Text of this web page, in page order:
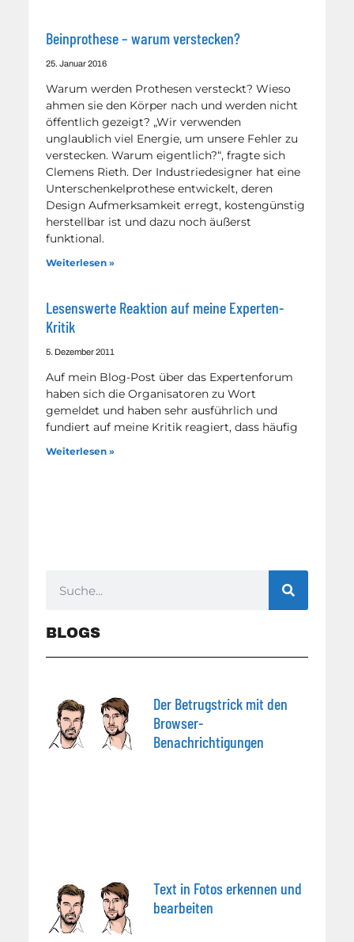
Beinprothese – warum verstecken?
25. Januar 2016
Warum werden Prothesen versteckt? Wieso
ahmen sie den Körper nach und werden nicht
öffentlich gezeigt? „Wir verwenden
unglaublich viel Energie, um unsere Fehler zu
verstecken. Warum eigentlich?“, fragte sich
Clemens Rieth. Der Industriedesigner hat eine
Unterschenkelprothese entwickelt, deren
Design Aufmerksamkeit erregt, kostengünstig
herstellbar ist und dazu noch äußerst
funktional.
Weiterlesen »
Lesenswerte Reaktion auf meine Experten-
Kritik
5. Dezember 2011
Auf mein Blog-Post über das Expertenforum
haben sich die Organisatoren zu Wort
gemeldet und haben sehr ausführlich und
fundiert auf meine Kritik reagiert, dass häufig
Weiterlesen »
BLOGS
Der Betrugstrick mit den
Browser-
Benachrichtigungen
Text in Fotos erkennen und
bearbeiten